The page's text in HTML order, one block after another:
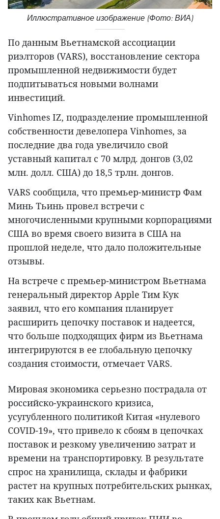
Иллюстративное изображение (Фото: ВИА)
По данным Вьетнамской ассоциации
риэлторов (VARS), восстановление сектора
промышленной недвижимости будет
подпитываться новыми волнами
инвестиций.
Vinhomes IZ, подразделение промышленной
собственности девелопера Vinhomes, за
последние два года увеличило свой
уставный капитал с 70 млрд. донгов (3,02
млн. долл. США) до 18,5 трлн. донгов.
VARS сообщила, что премьер-министр Фам
Минь Тьинь провел встречи с
многочисленными крупными корпорациями
США во время своего визита в США на
прошлой неделе, что дало положительные
отзывы.
На встрече с премьер-министром Вьетнама
генеральный директор Apple Тим Кук
заявил, что его компания планирует
расширить цепочку поставок и надеется,
что больше подходящих фирм из Вьетнама
интегрируются в ее глобальную цепочку
создания стоимости, отмечает VARS.
Мировая экономика серьезно пострадала от
российско-украинского кризиса,
усугубленного политикой Китая «нулевого
COVID-19», что привело к сбоям в цепочках
поставок и резкому увеличению затрат и
времени на транспортировку. В результате
спрос на хранилища, склады и фабрики
растет на крупных потребительских рынках,
таких как Вьетнам.